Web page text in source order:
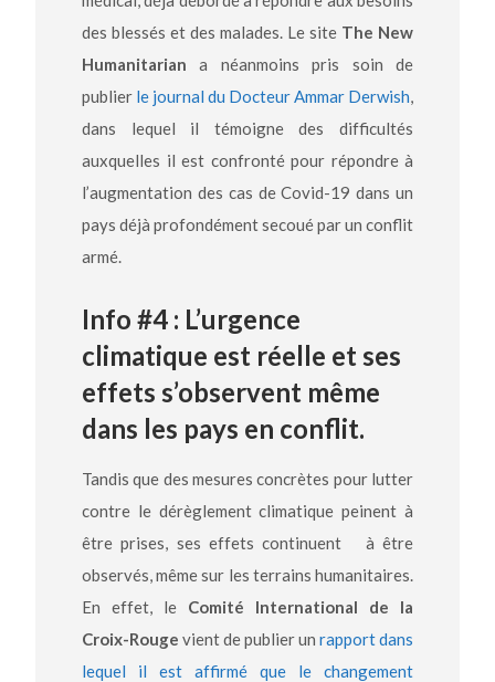
des blessés et des malades. Le site The New
Humanitarian a néanmoins pris soin de
publier le journal du Docteur Ammar Derwish,
dans lequel il témoigne des difficultés
auxquelles il est confronté pour répondre à
l’augmentation des cas de Covid-19 dans un
pays déjà profondément secoué par un conflit
armé.
Info #4 : L’urgence
climatique est réelle et ses
effets s’observent même
dans les pays en conflit.
Tandis que des mesures concrètes pour lutter
contre le dérèglement climatique peinent à
être prises, ses effets continuent à être
observés, même sur les terrains humanitaires.
En effet, le Comité International de la
Croix-Rouge vient de publier un rapport dans
lequel il est affirmé que le changement